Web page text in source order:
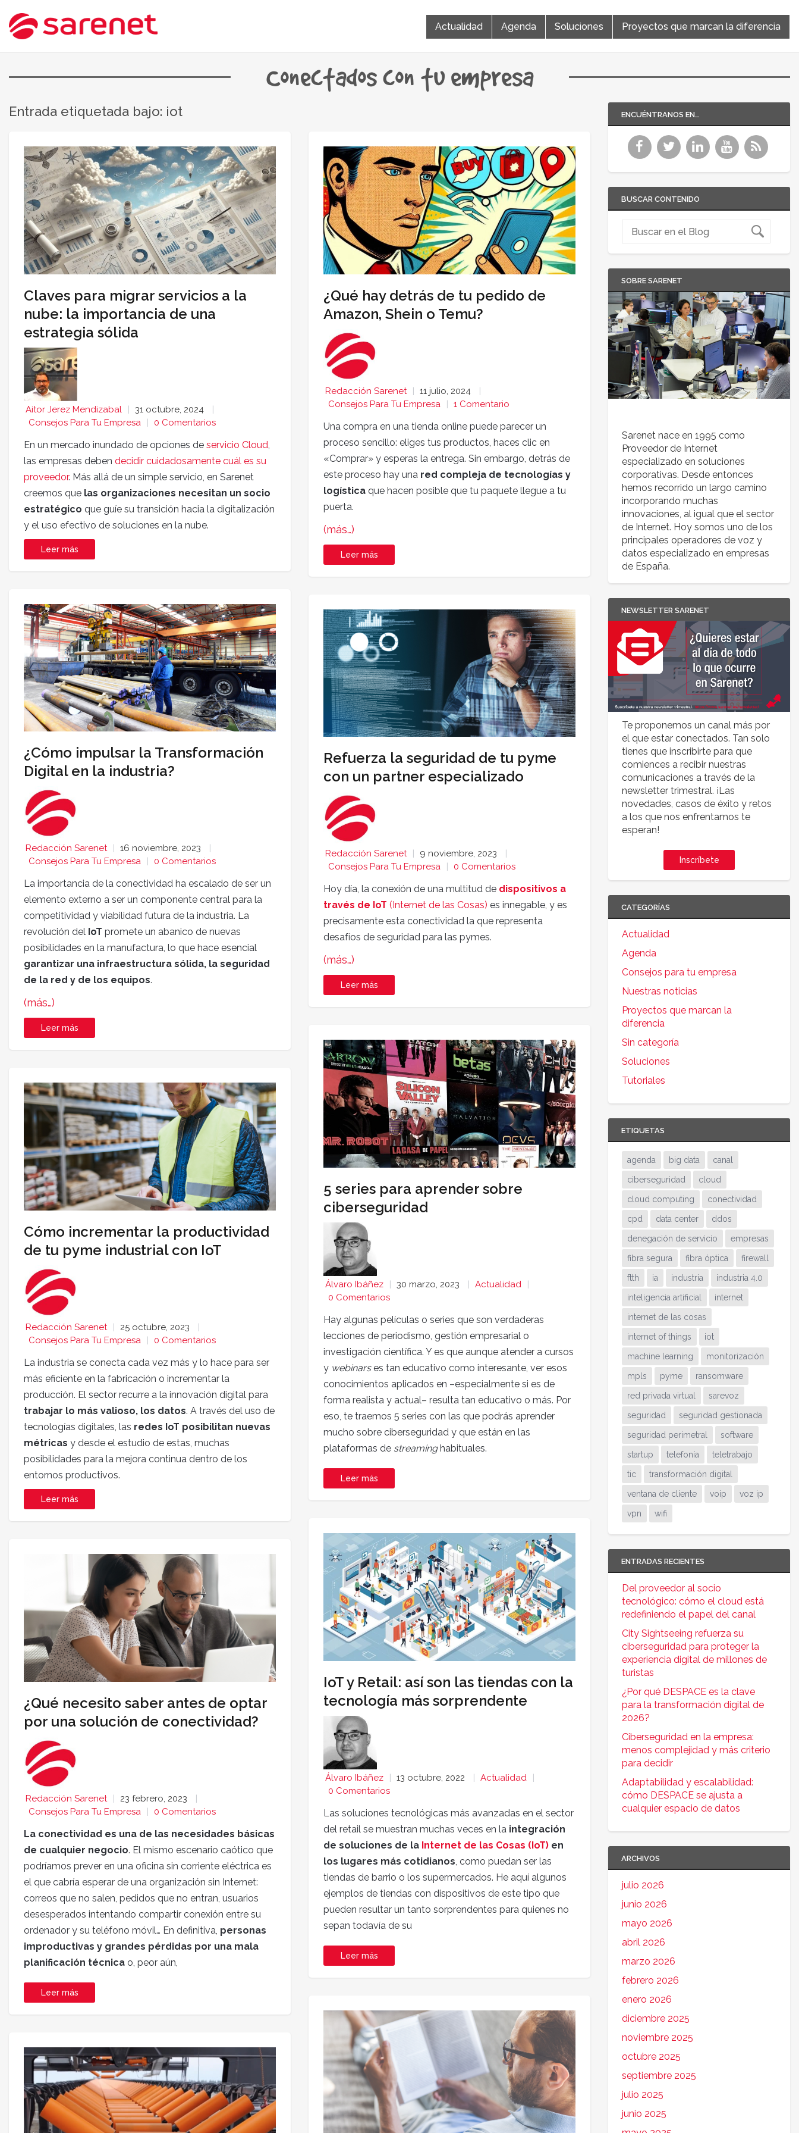
Actualidad Agenda Soluciones Proyectos que marcan la diferencia
Conectados con tu empresa
Entrada etiquetada bajo: iot
Claves para migrar servicios a la
nube: la importancia de una
estrategia sólida
Aitor Jerez Mendizabal
31 octubre, 2024
Consejos Para Tu Empresa
0 Comentarios
En un mercado inundado de opciones de servicio Cloud
las empresas deben decidir cuidadosamente cuál es su
proveedor. Más allá de un simple servicio, en Sarenet
creemos que las organizaciones necesitan un socio
estratégico que guíe su transición hacia la digitalización
y el uso efectivo de soluciones en la nube.
Leer más
¿Cómo impulsar la Transformación
Digital en la industria?
Redacción Sarenet
16 noviembre, 2023
Consejos Para Tu Empresa
0 Comentarios
La importancia de la conectividad ha escalado de ser un
elemento externo a ser un componente central para la
competitividad y viabilidad futura de la industria. La
revolución del IoT promete un abanico de nuevas
posibilidades en la manufactura, lo que hace esencial
garantizar una infraestructura sólida, la seguridad
de la red y de los equipos.
(más…)
Leer más
Cómo incrementar la productividad
de tu pyme industrial con IoT
Redacción Sarenet
25 octubre, 2023
Consejos Para Tu Empresa
0 Comentarios
La industria se conecta cada vez más y lo hace para ser
más eficiente en la fabricación o incrementar la
producción. El sector recurre a la innovación digital para
trabajar lo más valioso, los datos. A través del uso de
tecnologías digitales, las redes IoT posibilitan nuevas
métricas y desde el estudio de estas, muchas
posibilidades para la mejora continua dentro de los
entornos productivos.
Leer más
¿Qué necesito saber antes de optar
por una solución de conectividad?
Redacción Sarenet
23 febrero, 2023
Consejos Para Tu Empresa
0 Comentarios
La conectividad es una de las necesidades básicas
de cualquier negocio. El mismo escenario caótico que
podríamos prever en una oficina sin corriente eléctrica es
el que cabría esperar de una organización sin Internet:
correos que no salen, pedidos que no entran, usuarios
desesperados intentando compartir conexión entre su
ordenador y su teléfono móvil… En definitiva, personas
improductivas y grandes pérdidas por una mala
planificación técnica o, peor aún,
Leer más
¿Qué hay detrás de tu pedido de
Amazon, Shein o Temu?
Redacción Sarenet
11 julio, 2024
Consejos Para Tu Empresa
1 Comentario
Una compra en una tienda online puede parecer un
proceso sencillo: eliges tus productos, haces clic en
«Comprar» y esperas la entrega. Sin embargo, detrás de
este proceso hay una red compleja de tecnologías y
logística que hacen posible que tu paquete llegue a tu
puerta.
(más…)
Leer más
Refuerza la seguridad de tu pyme
con un partner especializado
Redacción Sarenet
9 noviembre, 2023
Consejos Para Tu Empresa
0 Comentarios
Hoy día, la conexión de una multitud de dispositivos a
través de IoT (Internet de las Cosas) es innegable, y es
precisamente esta conectividad la que representa
desafíos de seguridad para las pymes.
(más…)
Leer más
5 series para aprender sobre
ciberseguridad
Álvaro Ibáñez 30 marzo, 2023
Actualidad
0 Comentarios
Hay algunas películas o series que son verdaderas
lecciones de periodismo, gestión empresarial o
investigación científica. Y es que aunque atender a cursos
y webinarses tan educativo como interesante, ver esos
conocimientos aplicados en –especialmente si es de
forma realista y actual– resulta tan educativo o más. Por
eso, te traemos 5 series con las que podrás aprender
mucho sobre ciberseguridad y que están en las
plataformas de streaminghabituales.
Leer más
IoT y Retail: así son las tiendas con la
tecnología más sorprendente
Álvaro Ibáñez 13 octubre, 2022
Actualidad
0 Comentarios
Las soluciones tecnológicas más avanzadas en el sector
del retail se muestran muchas veces en la integración
de soluciones de la Internet de las Cosas (IoT) en
los lugares más cotidianos , como puedan ser las
tiendas de barrio o los supermercados. He aquí algunos
ejemplos de tiendas con dispositivos de este tipo que
pueden resultar un tanto sorprendentes para quienes no
sepan todavía de su
Leer más
ENCUÉNTRANOS EN…
BUSCAR CONTENIDO
SOBRE SARENET
Sarenet nace en 1995 como
Proveedor de Internet
especializado en soluciones
corporativas. Desde entonces
hemos recorrido un largo camino
incorporando muchas
innovaciones, al igual que el sector
de Internet. Hoy somos uno de los
principales operadores de voz y
datos especializado en empresas
de España.
NEWSLETTER SARENET
Te proponemos un canal más por
el que estar conectados. Tan solo
tienes que inscribirte para que
comiences a recibir nuestras
comunicaciones a través de la
newsletter trimestral. ¡Las
novedades, casos de éxito y retos
a los que nos enfrentamos te
esperan!
Inscríbete
CATEGORÍAS
Actualidad
Agenda
Consejos para tu empresa
Nuestras noticias
Proyectos que marcan la
diferencia
Sin categoría
Soluciones
Tutoriales
ETIQUETAS
agenda big data canal
ciberseguridad cloud
cloud computing conectividad
cpd data center ddos
denegación de servicio empresas
fibra segura fibra óptica firewall
ftth ia industria industria 4.0
inteligencia artificial internet
internet de las cosas
internet of things iot
machine learning monitorización
mpls pyme ransomware
red privada virtual sarevoz
seguridad seguridad gestionada
seguridad perimetral software
startup telefonía teletrabajo
tic transformación digital
ventana de cliente voip voz ip
vpn wifi
ENTRADAS RECIENTES
Del proveedor al socio
tecnológico: cómo el cloud está
redefiniendo el papel del canal
City Sightseeing refuerza su
ciberseguridad para proteger la
experiencia digital de millones de
turistas
¿Por qué DESPACE es la clave
para la transformación digital de
2026?
Ciberseguridad en la empresa:
menos complejidad y más criterio
para decidir
Adaptabilidad y escalabilidad:
cómo DESPACE se ajusta a
cualquier espacio de datos
ARCHIVOS
julio 2026
junio 2026
mayo 2026
abril 2026
marzo 2026
febrero 2026
enero 2026
diciembre 2025
noviembre 2025
octubre 2025
septiembre 2025
julio 2025
junio 2025